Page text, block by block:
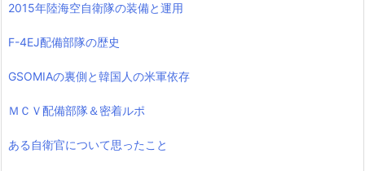
2015年陸海空自衛隊の装備と運用
F-4EJ配備部隊の歴史
GSOMIAの裏側と韓国人の米軍依存
ＭＣＶ配備部隊＆密着ルポ
ある自衛官について思ったこと